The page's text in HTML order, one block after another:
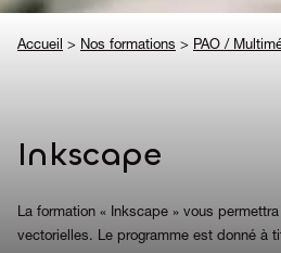
Accueil > Nos formations > PAO /
Inkscape
La formation « Inkscape » vous
vectorielles. Le programme est donné à